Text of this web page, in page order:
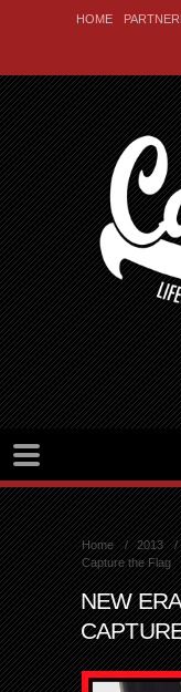
HOME
Home 2013
Capture the Flag
NEW